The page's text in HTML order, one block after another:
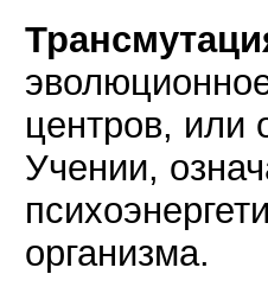
центров, или
Учении,
организма.